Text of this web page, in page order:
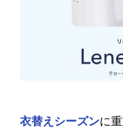
衣替えシーズンに